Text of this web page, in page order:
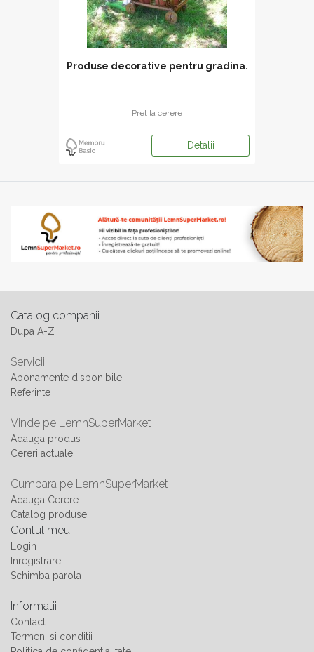
Produse decorative pentru gradina.
Pret la cerere
Detalii
Catalog companii
Dupa A-Z
Servicii
Abonamente disponibile
Referinte
Vinde pe LemnSuperMarket
Adauga produs
Cereri actuale
Cumpara pe LemnSuperMarket
Adauga Cerere
Catalog produse
Contul meu
Login
Inregistrare
Schimba parola
Informatii
Contact
Termeni si conditii